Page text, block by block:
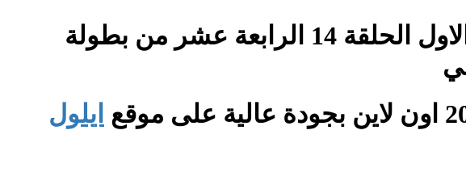
مسلسل الدراما الاجتماعي المصري مذكرات زوج الموسم الاول الحلقة 14 الرابعة عشر من بطولة
ايلول